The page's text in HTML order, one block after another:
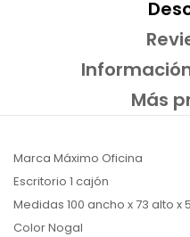
Más
Marca Máximo Oficina
Escritorio 1 cajón
Medidas 100 ancho x 73 alto
Color Nogal